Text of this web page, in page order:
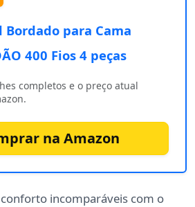
Bordado para Cama
400 Fios 4 peças
completos e o preço atual
na Amazon
incomparáveis com o